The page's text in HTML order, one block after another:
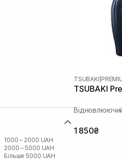
1000 – 2000 UAH
2000 – 5000 UAH
Більше 5000 UAH
TSUBAKI
TSUBAKI
1 850₴